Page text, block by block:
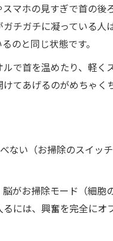
マホの見すぎで首の後
チガチに凝っている人
のと同じ状態です。
で首を温めたり、軽く
てあげるのがめちゃく
ない（お掃除のスイッ
がお掃除モード（細胞
には、興奮を完全にオ